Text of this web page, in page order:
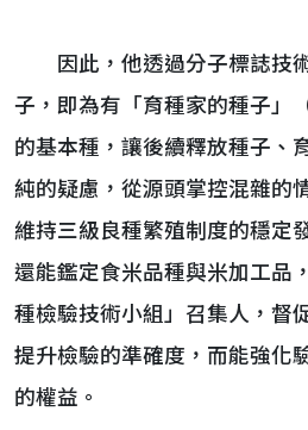
因此，他透過分子標誌技
子，即為有「育種家的種子」
的基本種，讓後續釋放種子、
純的疑慮，從源頭掌控混雜的
維持三級良種繁殖制度的穩
還能鑑定食米品種與米加工品
種檢驗技術小組」召集人，督
提升檢驗的準確度，而能強化
的權益。